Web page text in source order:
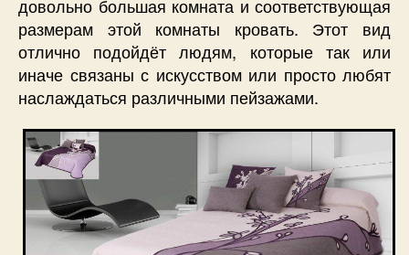
довольно большая комната и соответствующая
размерам этой комнаты кровать. Этот вид
отлично подойдёт людям, которые так или
иначе связаны с искусством или просто любят
наслаждаться различными пейзажами.